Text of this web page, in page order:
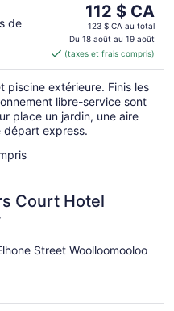
de
Le
prix
est
de 112 $ CA
par
nuit
112 $ CA
123 $ CA au total
Du 18 août au 19 août
(taxes et frais compris)
piscine extérieure. Finis les
libre-service sont
place un jardin, une aire
express.
Court Hotel
Street Woolloomooloo